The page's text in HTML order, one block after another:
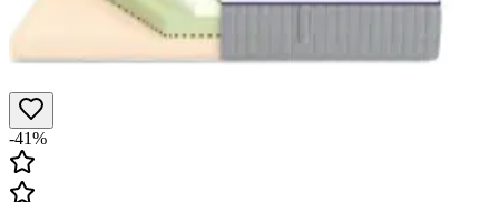
-41%